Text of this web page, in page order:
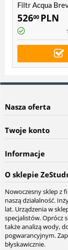
Filtr Acqua
Bravo
52600 PLN
Nasza oferta
Twoje konto
Informacje
O sklepie
Nowoczesny sklep z
naszą działalność.
lat. Urządzenia w
specjalistów. Oprócz
także analizą wody,
pogwarancyjnym.
błyskawicznie.